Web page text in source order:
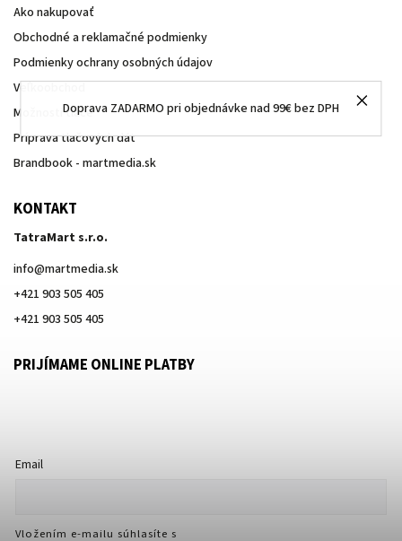
Doprava ZADARMO pri objednávke nad 99€ bez DPH
Ako nakupovať
Obchodné a reklamačné podmienky
Podmienky ochrany osobných údajov
Veľkoobchod
Možnosti tlače
Príprava tlačových dát
Brandbook - martmedia.sk
KONTAKT
TatraMart s.r.o.
info@martmedia.sk
+421 903 505 405
+421 903 505 405
PRIJÍMAME ONLINE PLATBY
Email
Vložením e-mailu súhlasíte s